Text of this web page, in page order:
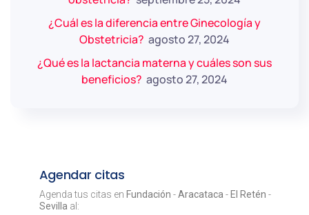
¿Cuál es la diferencia entre Ginecología y
Obstetricia? agosto 27, 2024
¿Qué es la lactancia materna y cuáles son sus
beneficios? agosto 27, 2024
Agendar citas
Agenda tus citas en Fundación -Aracataca - El Retén -
Sevilla al: